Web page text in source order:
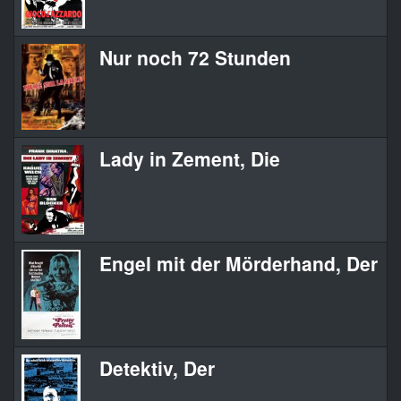
Nur noch 72 Stunden
Lady in Zement, Die
Engel mit der Mörderhand, Der
Detektiv, Der